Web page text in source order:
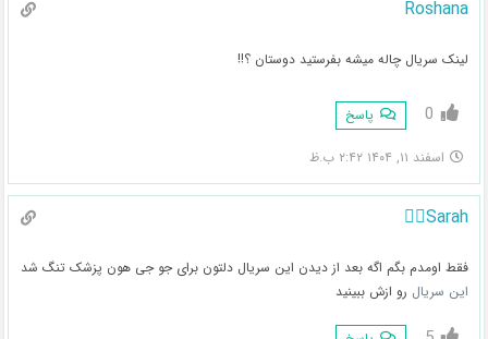
Roshana
لینک سریال چاله میشه بفرستید دوستان ؟!!
0 پاسخ
اسفند ۱۱, ۱۴۰۴ ۲:۴۲ ب.ظ
Sarah🏃‍♀️
فقط اومدم بگم اگه بعد از دیدن این سریال دلتون برای جو جی هون پزشک تنگ شد
این سریال رو ازش ببینید